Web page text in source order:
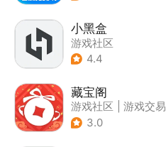
小黑盒
游戏社区
4.4
藏宝阁
游戏社区
游戏交易
3.0